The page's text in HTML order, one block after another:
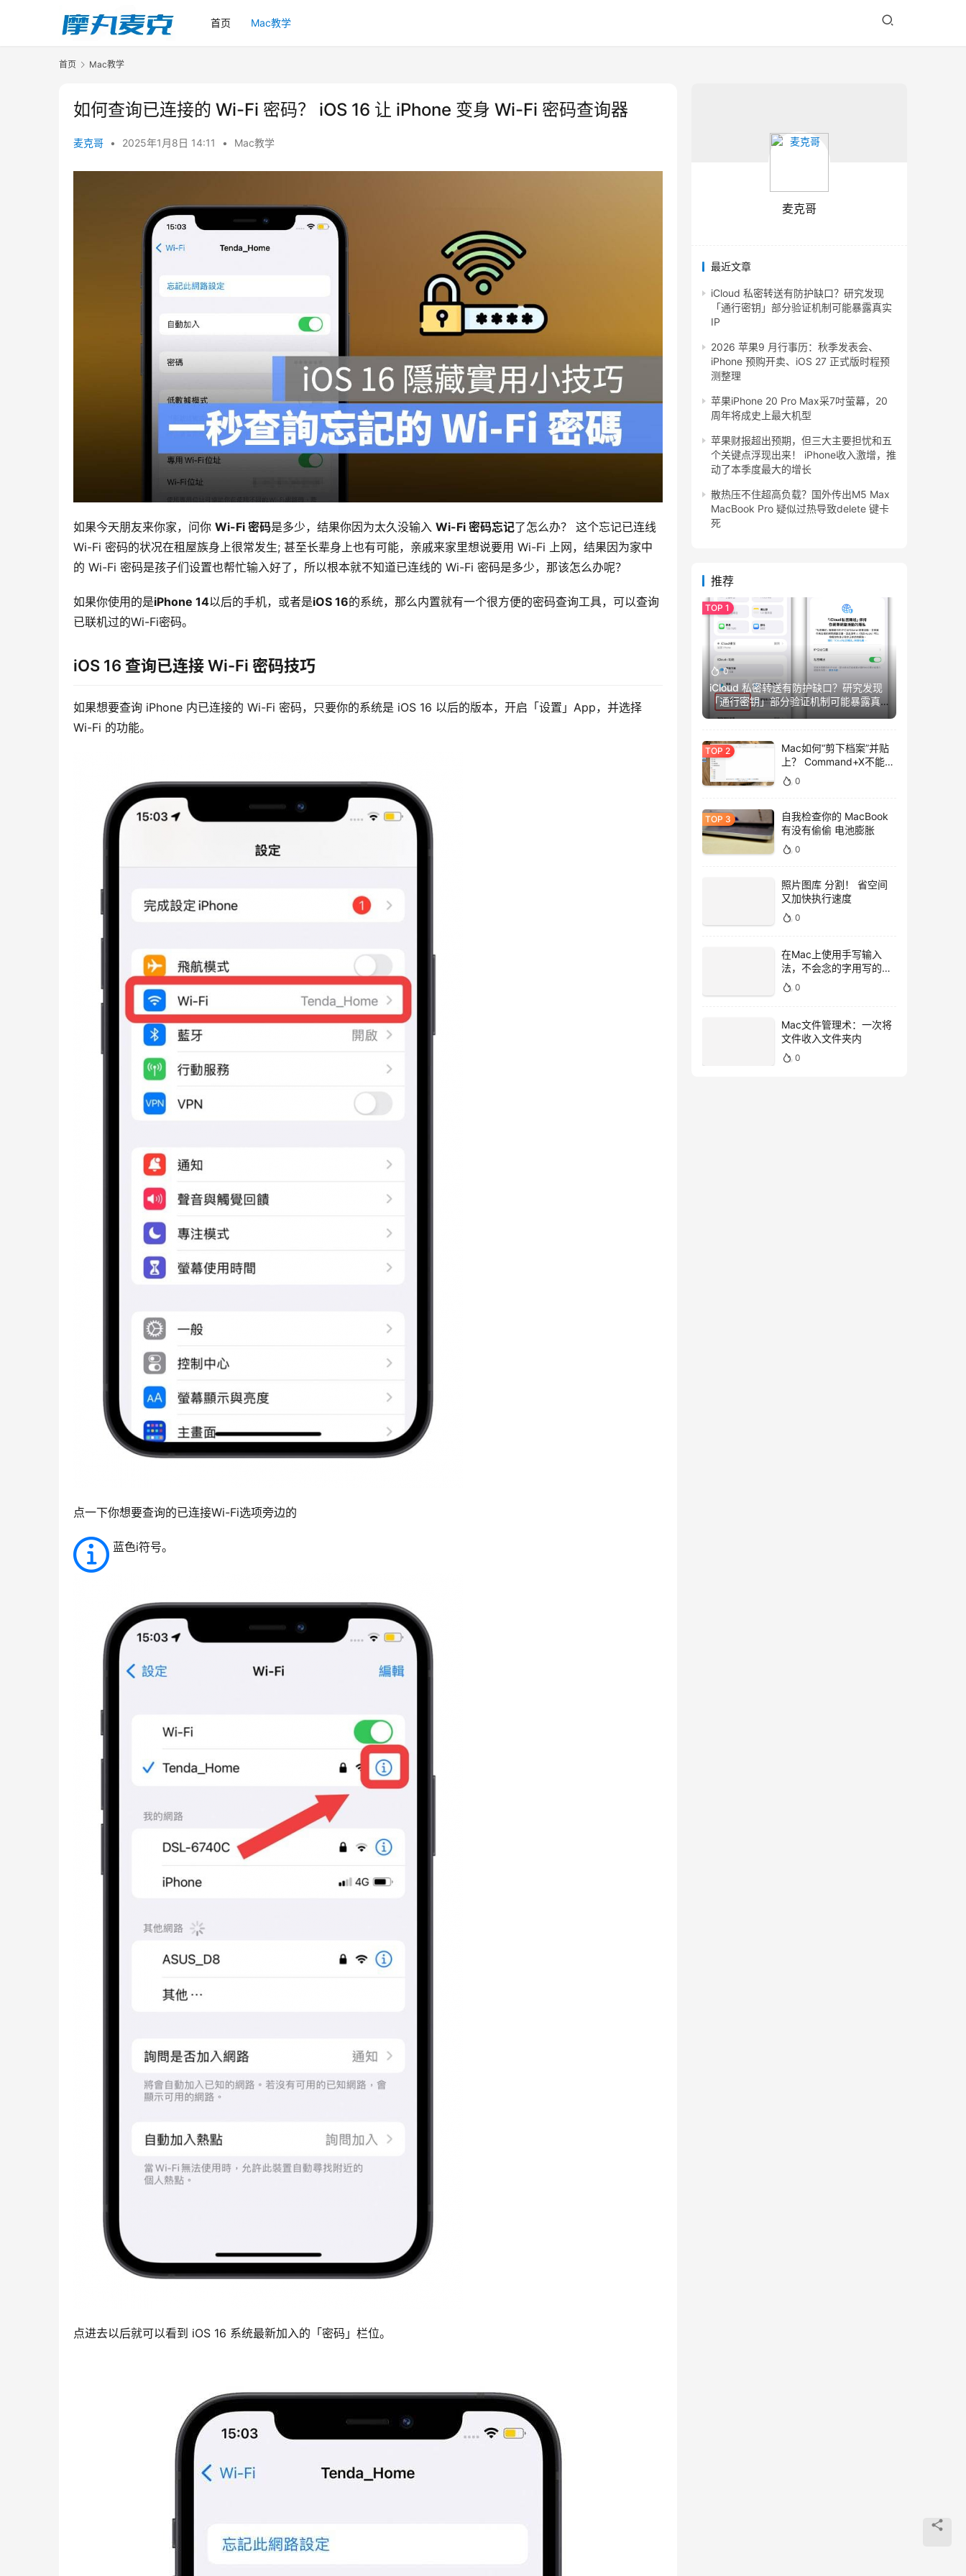
首页 Mac教学
首页 Mac教学
如何查询已连接的 Wi-Fi 密码？ iOS 16 让 iPhone 变身 Wi-Fi 密码查询器
麦克哥 • 2025年1月8日 14:11 • Mac教学
如果今天朋友来你家，问你 Wi-Fi 密码是多少，结果你因为太久没输入 Wi-Fi 密码忘记了怎么办？ 这个忘记已连线
Wi-Fi 密码的状况在租屋族身上很常发生; 甚至长辈身上也有可能，亲戚来家里想说要用 Wi-Fi 上网，结果因为家中
的 Wi-Fi 密码是孩子们设置也帮忙输入好了，所以根本就不知道已连线的 Wi-Fi 密码是多少，那该怎么办呢？
如果你使用的是iPhone 14以后的手机，或者是iOS 16的系统，那么内置就有一个很方便的密码查询工具，可以查询
已联机过的Wi-Fi密码。
iOS 16 查询已连接 Wi-Fi 密码技巧
如果想要查询 iPhone 内已连接的 Wi-Fi 密码，只要你的系统是 iOS 16 以后的版本，开启「设置」App，并选择
Wi-Fi 的功能。
点一下你想要查询的已连接Wi-Fi选项旁边的
蓝色i符号。
点进去以后就可以看到 iOS 16 系统最新加入的「密码」栏位。
麦克哥
最近文章
iCloud 私密转送有防护缺口？研究发现
「通行密钥」部分验证机制可能暴露真实
IP
2026 苹果9 月行事历：秋季发表会、
iPhone 预购开卖、iOS 27 正式版时程预
测整理
苹果iPhone 20 Pro Max采7吋萤幕，20
周年将成史上最大机型
苹果财报超出预期，但三大主要担忧和五
个关键点浮现出来！ iPhone收入激增，推
动了本季度最大的增长
散热压不住超高负载？国外传出M5 Max
MacBook Pro 疑似过热导致delete 键卡
死
推荐
0
iCloud 私密转送有防护缺口？研究发现
「通行密钥」部分验证机制可能暴露真
实IP
Mac如何“剪下档案”并贴
上？ Command+X不能
用，用这招吧！
0
自我检查你的 MacBook
有没有偷偷 电池膨胀
0
照片图库 分割！ 省空间
又加快执行速度
0
在Mac上使用手写输入
法，不会念的字用写的就
好！0
Mac文件管理术：一次将
文件收入文件夹内
0